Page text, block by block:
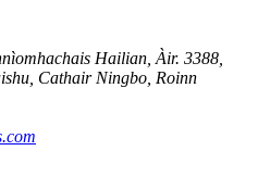
Hailian, Àir. 3388,
Cathair Ningbo, Roinn